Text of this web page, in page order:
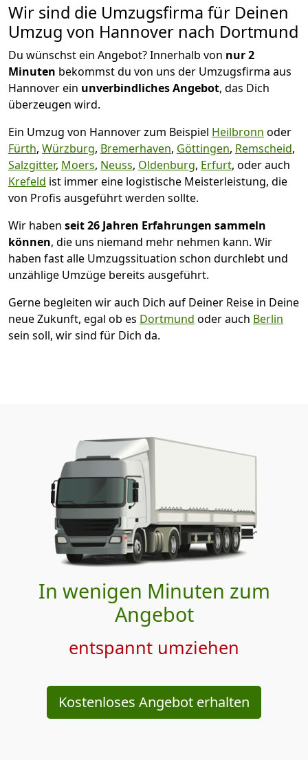
Wir sind die Umzugsfirma für Deinen
Umzug von Hannover nach Dortmund
Du wünschst ein Angebot? Innerhalb von nur 2
Minuten bekommst du von uns der Umzugsfirma aus
Hannover ein unverbindliches Angebot, das Dich
überzeugen wird.
Ein Umzug von Hannover zum Beispiel Heilbronn oder
Fürth, Würzburg, Bremer­haven, Göttingen, Remscheid,
Salzgitter, Moers, Neuss, Oldenburg, Erfurt, oder auch
Krefeld ist immer eine logistische Meisterleistung, die
von Profis ausgeführt werden sollte.
Wir haben seit26 Jahren Erfahrungen sammeln
können, die uns niemand mehr nehmen kann. Wir
haben fast alle Umzugssituation schon durchlebt und
unzählige Umzüge bereits ausgeführt.
Gerne begleiten wir auch Dich auf Deiner Reise in Deine
neue Zukunft, egal ob es Dortmund oder auch Berlin
sein soll, wir sind für Dich da.
In wenigen Minuten zum
Angebot
entspannt umziehen
Kostenloses Angebot erhalten